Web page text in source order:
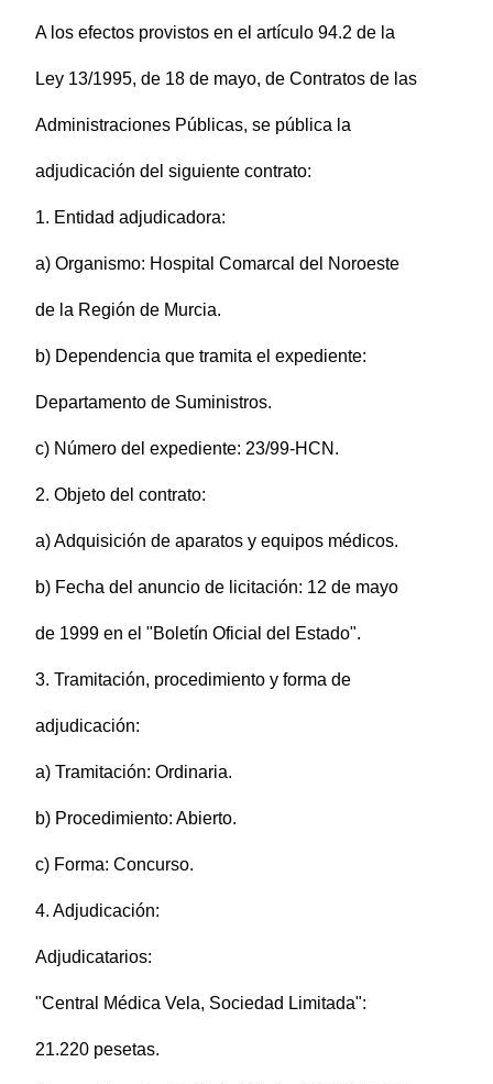
A los efectos provistos en el artículo 94.2 de la
Ley 13/1995, de 18 de mayo, de Contratos de las
Administraciones Públicas, se pública la
adjudicación del siguiente contrato:
1. Entidad adjudicadora:
a) Organismo: Hospital Comarcal del Noroeste
de la Región de Murcia.
b) Dependencia que tramita el expediente:
Departamento de Suministros.
c) Número del expediente: 23/99-HCN.
2. Objeto del contrato:
a) Adquisición de aparatos y equipos médicos.
b) Fecha del anuncio de licitación: 12 de mayo
de 1999 en el "Boletín Oficial del Estado".
3. Tramitación, procedimiento y forma de
adjudicación:
a) Tramitación: Ordinaria.
b) Procedimiento: Abierto.
c) Forma: Concurso.
4. Adjudicación:
Adjudicatarios:
"Central Médica Vela, Sociedad Limitada":
21.220 pesetas.